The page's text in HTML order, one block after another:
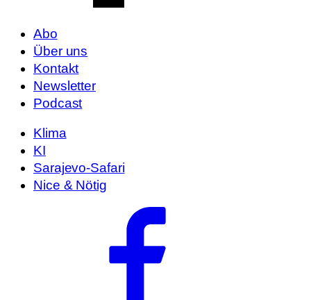
Abo
Über uns
Kontakt
Newsletter
Podcast
Klima
KI
Sarajevo-Safari
Nice & Nötig